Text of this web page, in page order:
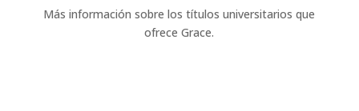
Más información sobre los títulos universitarios que
ofrece Grace.